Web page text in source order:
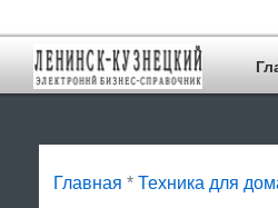
Главная * Техника для